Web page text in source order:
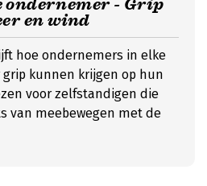
ondernemer - Grip
en wind
hoe ondernemers in elke
kunnen krijgen op hun
voor zelfstandigen die
van meebewegen met de